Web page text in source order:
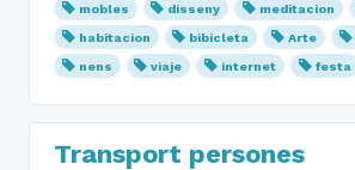
mobles
disseny meditacion
habitacion
bibicleta Arte
nens
viaje internet festa
Transport persones